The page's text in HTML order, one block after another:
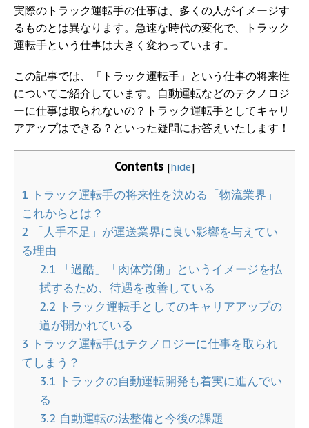
実際のトラック運転手の仕事は、多くの人がイメージす
るものとは異なります。急速な時代の変化で、トラック
運転手という仕事は大きく変わっています。
この記事では、「トラック運転手」という仕事の将来性
についてご紹介しています。自動運転などのテクノロジ
ーに仕事は取られないの？トラック運転手としてキャリ
アアップはできる？といった疑問にお答えいたします！
Contents [hide]
1 トラック運転手の将来性を決める「物流業界」
これからとは？
2 「人手不足」が運送業界に良い影響を与えてい
る理由
2.1 「過酷」「肉体労働」というイメージを払
拭するため、待遇を改善している
2.2 トラック運転手としてのキャリアアップの
道が開かれている
3 トラック運転手はテクノロジーに仕事を取られ
てしまう？
3.1 トラックの自動運転開発も着実に進んでい
る
3.2 自動運転の法整備と今後の課題